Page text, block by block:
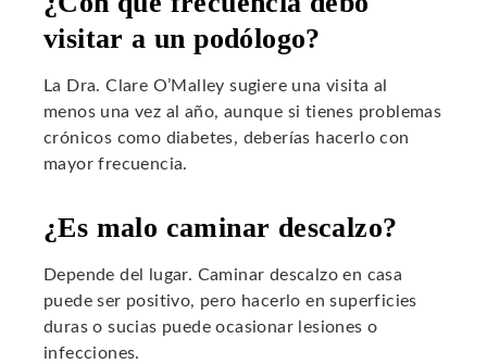
visitar a un podólogo?
La Dra. Clare O’Malley sugiere una visita al
menos una vez al año, aunque si tienes problemas
crónicos como diabetes, deberías hacerlo con
mayor frecuencia.
¿Es malo caminar descalzo?
Depende del lugar. Caminar descalzo en casa
puede ser positivo, pero hacerlo en superficies
duras o sucias puede ocasionar lesiones o
infecciones.